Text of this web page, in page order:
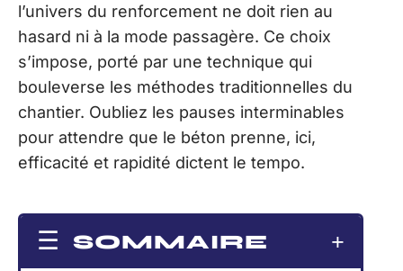
l’univers du renforcement ne doit rien au
hasard ni à la mode passagère. Ce choix
s’impose, porté par une technique qui
bouleverse les méthodes traditionnelles du
chantier. Oubliez les pauses interminables
pour attendre que le béton prenne, ici,
efficacité et rapidité dictent le tempo.
SOMMAIRE